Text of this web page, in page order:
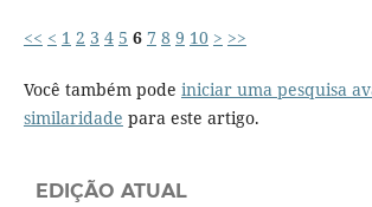
<< < 1 2 3 4 5 6 7 8 9 10 > >>
Você também pode iniciar uma pesquisa
similaridade para este artigo.
EDIÇÃO ATUAL